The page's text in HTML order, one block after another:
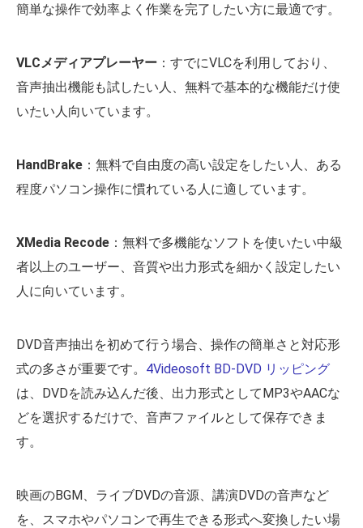
簡単な操作で効率よく作業を完了したい方に最適です。
VLCメディアプレーヤー ：すでにVLCを利用しており、
音声抽出機能も試したい人、無料で基本的な機能だけ使
いたい人向いています。
HandBrake ：無料で自由度の高い設定をしたい人、ある
程度パソコン操作に慣れている人に適しています。
XMedia Recode ：無料で多機能なソフトを使いたい中級
者以上のユーザー、音質や出力形式を細かく設定したい
人に向いています。
DVD音声抽出を初めて行う場合、操作の簡単さと対応形
式の多さが重要です。 4Videosoft BD-DVD リッピング
は、DVDを読み込んだ後、出力形式としてMP3やAACな
どを選択するだけで、音声ファイルとして保存できま
す。
映画のBGM、ライブDVDの音源、講演DVDの音声など
を、スマホやパソコンで再生できる形式へ変換したい場